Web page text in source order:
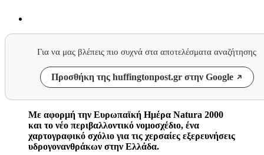
Για να μας βλέπεις πιο συχνά στα αποτελέσματα αναζήτησης
Προσθήκη της huffingtonpost.gr στην Google
Με αφορμή την Ευρωπαϊκή Ημέρα Natura 2000
και το νέο περιβαλλοντικό νομοσχέδιο, ένα
χαρτογραφικό σχόλιο για τις χερσαίες εξερευνήσεις
υδρογονανθράκων στην Ελλάδα.